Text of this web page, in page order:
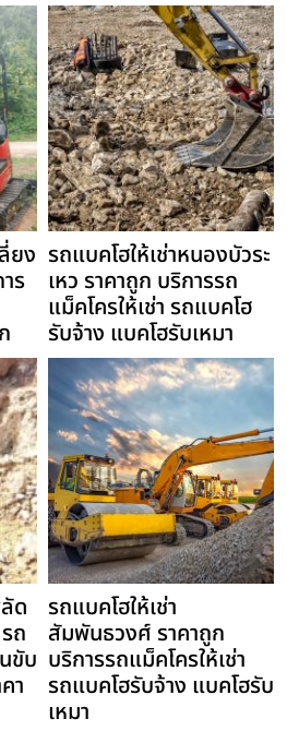
ยง
ร
รถแบคโฮให้เช่าหนองบัวระ
เหว ราคาถูก บริการรถ
แม็คโครให้เช่า รถแบคโฮ
รับจ้าง แบคโฮรับเหมา
ด
ถ
ขับ
า
รถแบคโฮให้เช่า
สัมพันธวงศ์ ราคาถูก
บริการรถแม็คโครให้เช่า
รถแบคโฮรับจ้าง แบคโฮรับ
เหมา